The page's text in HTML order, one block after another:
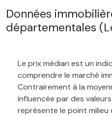
Données
départementales
Le prix médian est un
comprendre le marché
Contrairement à la
influencée par des
représente le point milieu